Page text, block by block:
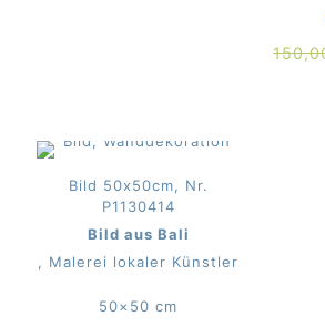
45,83 €.
Bild 50x50cm, Nr.
P1130414
Bild aus Bali
, Malerei lokaler Künstler
50×50 cm